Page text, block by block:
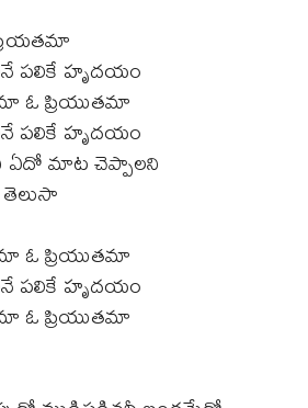
హృదయం
ఓ ప్రియుతమా
హృదయం
ఏదో మాట చెప్పాలని
ఓ ప్రియుతమా
హృదయం
ఓ ప్రియుతమా